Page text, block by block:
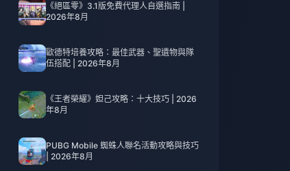
《絕區零》3.1版免費代理人自選指南 |
2026年8月
歐德特培養攻略：最佳武器、聖遺物與隊
伍搭配 | 2026年8月
《王者榮耀》妲己攻略：十大技巧 | 2026
年8月
PUBG Mobile 蜘蛛人聯名活動攻略與技巧
| 2026年8月